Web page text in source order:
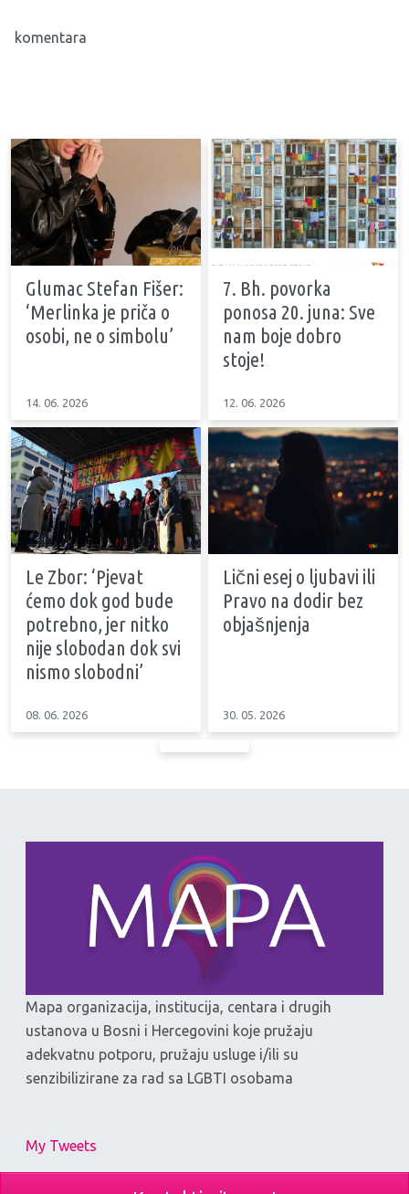
komentara
Glumac Stefan Fišer:
‘Merlinka je priča o
osobi, ne o simbolu’
14. 06. 2026
7. Bh. povorka
ponosa 20. juna: Sve
nam boje dobro
stoje!
12. 06. 2026
Le Zbor: ‘Pjevat
ćemo dok god bude
potrebno, jer nitko
nije slobodan dok svi
nismo slobodni’
08. 06. 2026
Lični esej o ljubavi ili
Pravo na dodir bez
objašnjenja
30. 05. 2026
Mapa organizacija, institucija, centara i drugih
ustanova u Bosni i Hercegovini koje pružaju
adekvatnu potporu, pružaju usluge i/ili su
senzibilizirane za rad sa LGBTI osobama
My Tweets